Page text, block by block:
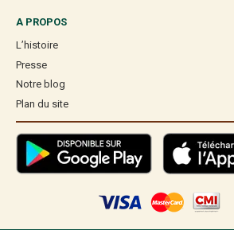
A PROPOS
L’histoire
Presse
Notre blog
Plan du site